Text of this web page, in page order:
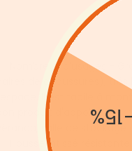
Nombreux d’usages -
paires de chaussures),
l’espace. Il est facile à
bon produit d'appoint pour
véranda, salle de stockage
Housse intissé
-15%